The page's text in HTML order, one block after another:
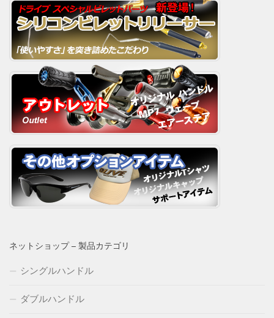
ネットショップ – 製品カテゴリ
シングルハンドル
ダブルハンドル